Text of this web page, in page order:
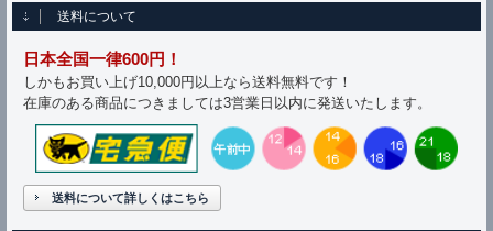
送料について
日本全国一律600円！
しかもお買い上げ10,000円以上なら送料無料です！
在庫のある商品につきましては3営業日以内に発送いたします。
送料について詳しくはこちら